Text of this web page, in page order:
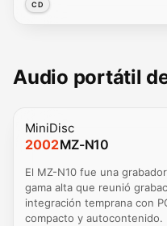
CD
Audio portátil
MiniDisc
2002MZ-N10
El MZ-N10 fue una
gama alta que reunió
integración temprana con
compacto y autocontenido.